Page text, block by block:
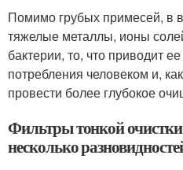
Помимо грубых примесей, в
тяжелые металлы, ионы
бактерии, то, что приводит
потребления человеком и,
провести более глубокое
Фильтры тонкой
несколько